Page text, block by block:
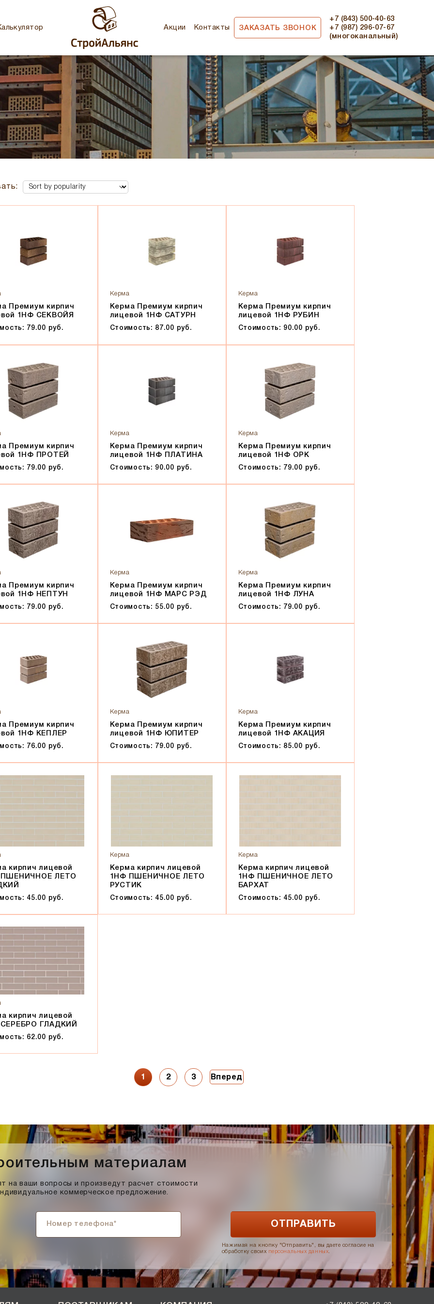
Акции Контакты ЗАКАЗАТЬ ЗВОНОК
+7 (843) 500-40-63
+7 (987) 296-07-67
(многоканальный)
Премиум кирпич
1НФ СЕКВОЙЯ
79.00 руб.
Керма
Керма Премиум кирпич
лицевой 1НФ САТУРН
Стоимость: 87.00 руб.
Керма
Керма Премиум кирпич
лицевой 1НФ РУБИН
Стоимость: 90.00 руб.
Премиум кирпич
1НФ ПРОТЕЙ
79.00 руб.
Керма
Керма Премиум кирпич
лицевой 1НФ ПЛАТИНА
Стоимость: 90.00 руб.
Керма
Керма Премиум кирпич
лицевой 1НФ ОРК
Стоимость: 79.00 руб.
Премиум кирпич
1НФ НЕПТУН
79.00 руб.
Керма
Керма Премиум кирпич
лицевой 1НФ МАРС РЭД
Стоимость: 55.00 руб.
Керма
Керма Премиум кирпич
лицевой 1НФ ЛУНА
Стоимость: 79.00 руб.
Премиум кирпич
1НФ КЕПЛЕР
76.00 руб.
Керма
Керма Премиум кирпич
лицевой 1НФ ЮПИТЕР
Стоимость: 79.00 руб.
Керма
Керма Премиум кирпич
лицевой 1НФ АКАЦИЯ
Стоимость: 85.00 руб.
кирпич лицевой
ЛЕТО
45.00 руб.
Керма
Керма кирпич лицевой
1НФ ПШЕНИЧНОЕ ЛЕТО
РУСТИК
Стоимость: 45.00 руб.
Керма
Керма кирпич лицевой
1НФ ПШЕНИЧНОЕ ЛЕТО
БАРХАТ
Стоимость: 45.00 руб.
кирпич лицевой
ГЛАДКИЙ
62.00 руб.
1 2 3 Вперед
материалам
на ваши вопросы и произведут расчет стоимости
коммерческое предложение.
Нажимая на кнопку "Отправить", вы даете согласие на
обработку своих персональных данных.